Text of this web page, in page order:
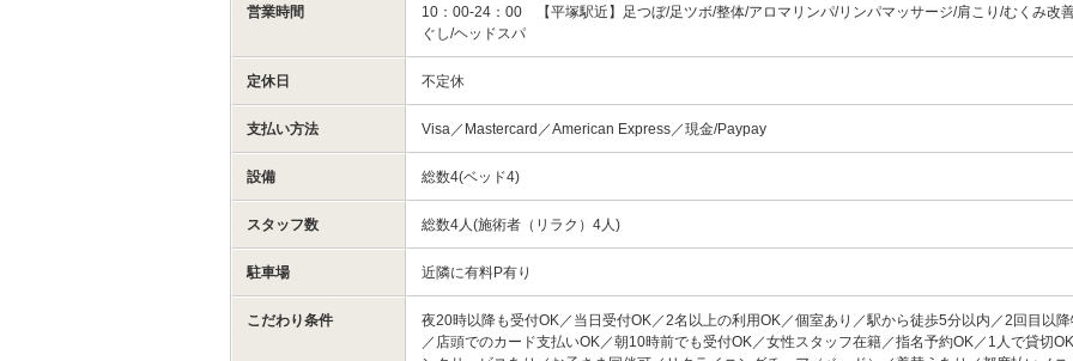
営業時間
10：00-24：00 【平塚駅近】足つぼ/足ツボ/整体/アロマリンパ/リンパマッサージ/肩こり/むくみ改
ぐし/ヘッドスパ
定休日 不定休
支払い方法 Visa／Mastercard／American Express／現金/Paypay
設備 総数4(ベッド4)
スタッフ数 総数4人(施術者（リラク）4人)
駐車場 近隣に有料P有り
こだわり条件
夜20時以降も受付OK／当日受付OK／2名以上の利用OK／個室あり／駅から徒歩5分以内／2回目以降
／店頭でのカード支払いOK／朝10時前でも受付OK／女性スタッフ在籍／指名予約OK／1人で貸切